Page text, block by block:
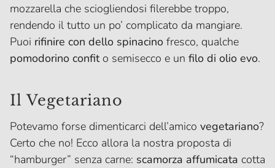
mozzarella che sciogliendosi filerebbe troppo,
rendendo il tutto un po’ complicato da mangiare.
Puoi rifinire con dello spinacino fresco, qualche
pomodorino confito semisecco e un filo di olio evo.
Il Vegetariano
Potevamo forse dimenticarci dell’amico vegetariano?
Certo che no! Ecco allora la nostra proposta di
“hamburger” senza carne: scamorza affumicata cotta